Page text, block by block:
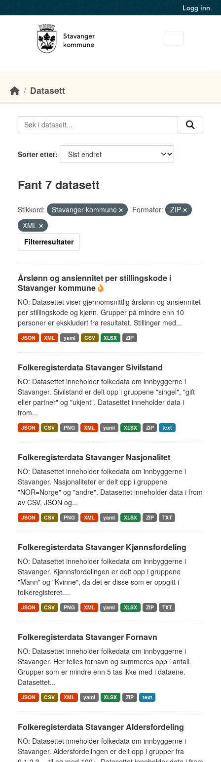
Logg inn
Datasett
Sorter etter
Fant 7 datasett
Stikkord: Stavanger kommune Formater:
ZIP
XML
Filterresultater
Årslønn og ansiennitet per stillingskode i
Stavanger kommune
NO: Datasettet viser gjennomsnittlig årslønn og ansiennitet
per stillingskode og kjønn. Grupper på mindre enn 10
personer er ekskludert fra resultatet. Stillinger med...
JSON XML yaml CSV XLSX ZIP
Folkeregisterdata Stavanger Sivilstand
NO: Datasettet inneholder folkedata om innbyggerne i
Stavanger. Sivilstand er delt opp i gruppene "singel", "gift
eller partner" og "ukjent". Datasettet inneholder data i
from...
JSON CSV PNG XML yaml XLSX ZIP text
Folkeregisterdata Stavanger Nasjonalitet
NO: Datasettet inneholder folkedata om innbyggerne i
Stavanger. Nasjonaliteter er delt opp i gruppene
"NOR=Norge" og "andre". Datasettet inneholder data i from
av CSV, JSON og...
JSON CSV PNG XML yaml XLSX ZIP TXT
Folkeregisterdata Stavanger Kjønnsfordeling
NO: Datasettet inneholder folkedata om innbyggerne i
Stavanger. Kjønnsfordelingen er delt opp i gruppene
"Mann" og "Kvinne", da det er disse som er oppgitt i
folkeregisteret....
JSON CSV PNG XML yaml XLSX ZIP TXT
Folkeregisterdata Stavanger Fornavn
NO: Datasettet inneholder folkedata om innbyggerne i
Stavanger. Her telles fornavn og summeres opp i antall.
Grupper som er mindre enn 5 tas ikke med i dataene.
Datasettet...
JSON CSV XML yaml XLSX ZIP text
Folkeregisterdata Stavanger Aldersfordeling
NO: Datasettet inneholder folkedata om innbyggerne i
Stavanger. Aldersfordelingen er delt opp i grupper fra